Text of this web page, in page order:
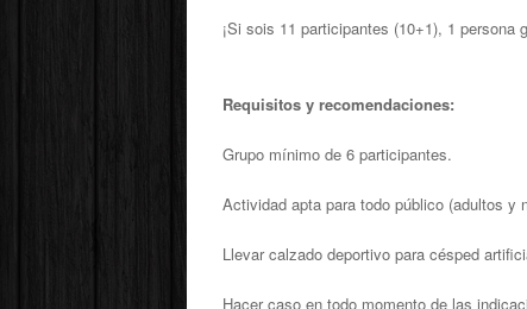
¡Si sois 11 participantes (10+1), 1 persona
Requisitos y recomendaciones:
Grupo mínimo de 6 participantes.
Actividad apta para todo público (adultos
Llevar calzado deportivo para césped
Hacer caso en todo momento de las